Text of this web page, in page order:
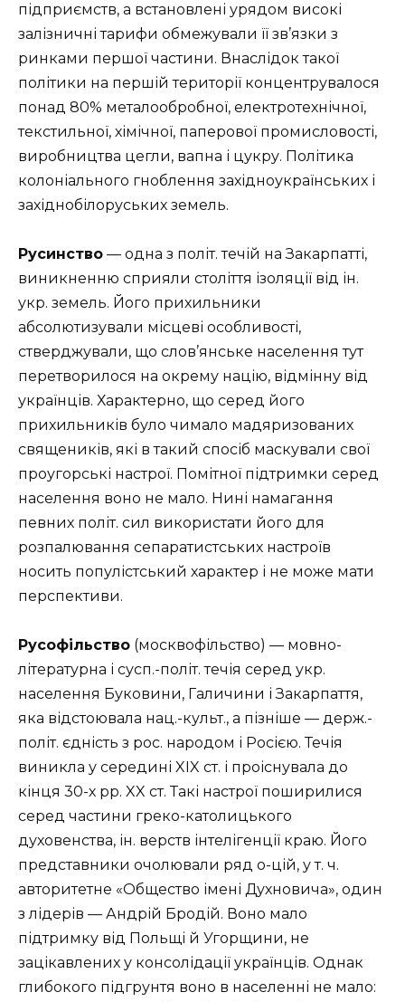
підприємств, а встановлені урядом високі
залізничні тарифи обмежували її зв’язки з
ринками першої частини. Внаслідок такої
політики на першій території концентрувалося
понад 80% металообробної, електротехнічної,
текстильної, хімічної, паперової промисловості,
виробництва цегли, вапна і цукру. Політика
колоніального гноблення західноукраїнських і
західнобілоруських земель.
Русинство — одна з політ. течій на Закарпатті,
виникненню сприяли століття ізоляції від ін.
укр. земель. Його прихильники
абсолютизували місцеві особливості,
стверджували, що слов’янське населення тут
перетворилося на окрему націю, відмінну від
українців. Характерно, що серед його
прихильників було чимало мадяризованих
священиків, які в такий спосіб маскували свої
проугорські настрої. Помітної підтримки серед
населення воно не мало. Нині намагання
певних політ. сил використати його для
розпалювання сепаратистських настроїв
носить популістський характер і не може мати
перспективи.
Русофільство (москвофільство) — мовно-
літературна і сусп.-політ. течія серед укр.
населення Буковини, Галичини і Закарпаття,
яка відстоювала нац.-культ., а пізніше — держ.-
політ. єдність з рос. народом і Росією. Течія
виникла у середині XIX ст. і проіснувала до
кінця 30-х рр. XX ст. Такі настрої поширилися
серед частини греко-католицького
духовенства, ін. верств інтелігенції краю. Його
представники очолювали ряд о-цій, у т. ч.
авторитетне «Общество імені Духновича», один
з лідерів — Андрій Бродій. Воно мало
підтримку від Польщі й Угорщини, не
зацікавлених у консолідації українців. Однак
глибокого підгрунтя воно в населенні не мало: